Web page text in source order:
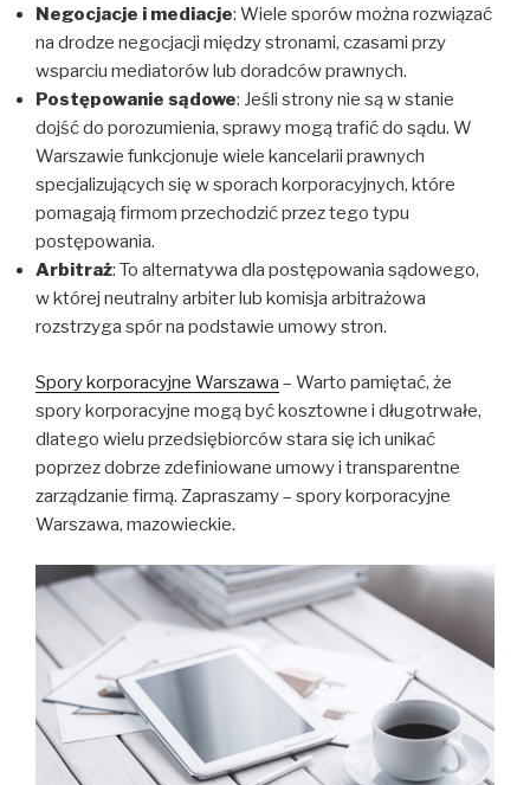
Negocjacje i mediacje: Wiele sporów można rozwiązać
na drodze negocjacji między stronami, czasami przy
wsparciu mediatorów lub doradców prawnych.
Postępowanie sądowe: Jeśli strony nie są w stanie
dojść do porozumienia, sprawy mogą trafić do sądu. W
Warszawie funkcjonuje wiele kancelarii prawnych
specjalizujących się w sporach korporacyjnych, które
pomagają firmom przechodzić przez tego typu
postępowania.
Arbitraż: To alternatywa dla postępowania sądowego,
w której neutralny arbiter lub komisja arbitrażowa
rozstrzyga spór na podstawie umowy stron.
Spory korporacyjne Warszawa – Warto pamiętać, że
spory korporacyjne mogą być kosztowne i długotrwałe,
dlatego wielu przedsiębiorców stara się ich unikać
poprzez dobrze zdefiniowane umowy i transparentne
zarządzanie firmą. Zapraszamy – spory korporacyjne
Warszawa, mazowieckie.